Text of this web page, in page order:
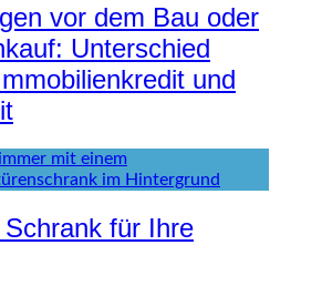
vor dem Bau oder
Unterschied
und
für Ihre